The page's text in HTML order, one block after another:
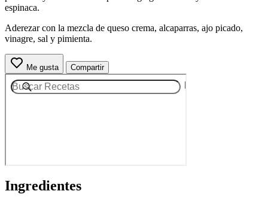
espinaca.
Aderezar con la mezcla de queso crema, alcaparras, ajo picado,
vinagre, sal y pimienta.
Me gusta Compartir
Ingredientes